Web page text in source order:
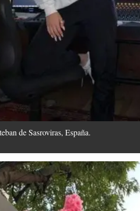
de Sasroviras, España.